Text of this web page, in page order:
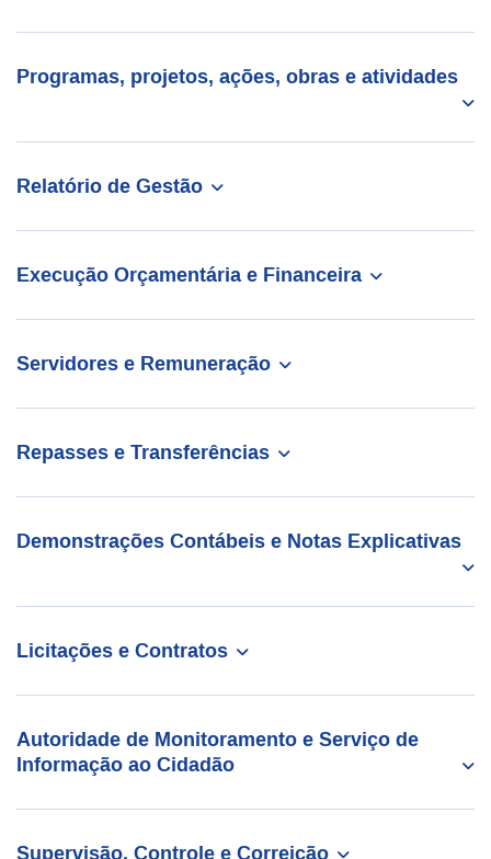
Programas, projetos, ações, obras e atividades
Relatório de Gestão
Execução Orçamentária e Financeira
Servidores e Remuneração
Repasses e Transferências
Demonstrações Contábeis e Notas Explicativas
Licitações e Contratos
Autoridade de Monitoramento e Serviço de
Informação ao Cidadão
Supervisão, Controle e Correição